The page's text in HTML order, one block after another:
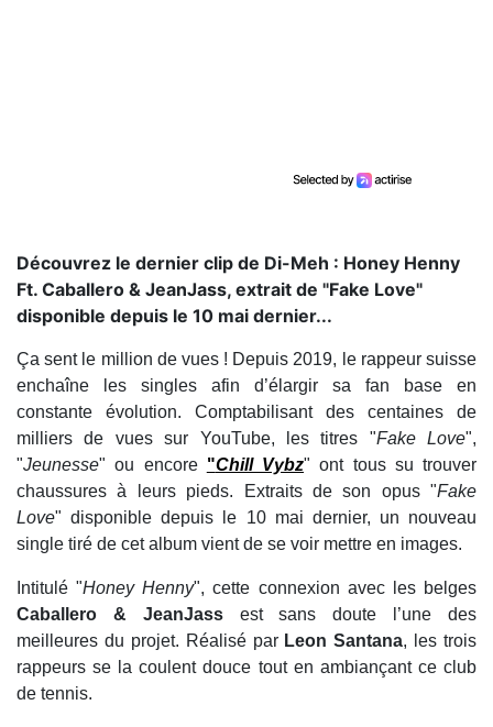
Découvrez le dernier clip de Di-Meh : Honey Henny
Ft. Caballero & JeanJass, extrait de "Fake Love"
disponible depuis le 10 mai dernier...
Ça sent le million de vues ! Depuis 2019, le rappeur suisse
enchaîne les singles afin d’élargir sa fan base en
constante évolution. Comptabilisant des centaines de
milliers de vues sur YouTube, les titres "Fake Love",
"Jeunesse" ou encore "Chill Vybz" ont tous su trouver
chaussures à leurs pieds. Extraits de son opus "Fake
Love" disponible depuis le 10 mai dernier, un nouveau
single tiré de cet album vient de se voir mettre en images.
Intitulé "Honey Henny", cette connexion avec les belges
Caballero & JeanJassest sans doute l’une des
meilleures du projet. Réalisé par Leon Santana, les trois
rappeurs se la coulent douce tout en ambiançant ce club
de tennis.